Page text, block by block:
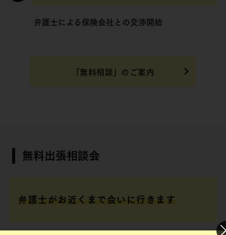
弁護士による 保険会社との交渉 開始
「無料相談」のご案内
無料出張相談会
弁護士がお近くまで会いに行きます